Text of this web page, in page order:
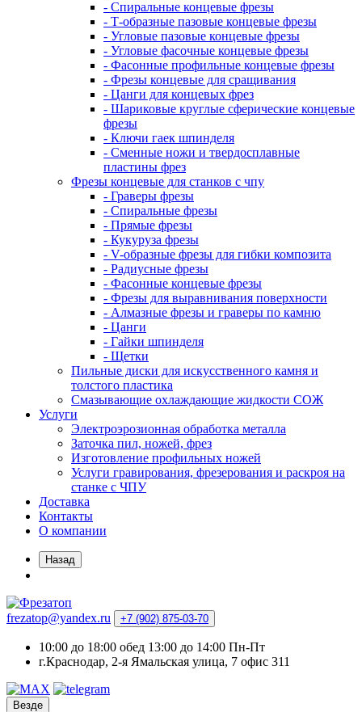
- Спиральные концевые фрезы
- Т-образные пазовые концевые фрезы
- Угловые пазовые концевые фрезы
- Угловые фасочные концевые фрезы
- Фасонные профильные концевые фрезы
- Фрезы концевые для сращивания
- Цанги для концевых фрез
- Шариковые круглые сферические концевые
фрезы
- Ключи гаек шпинделя
- Сменные ножи и твердосплавные
пластины фрез
Фрезы концевые для станков с чпу
- Граверы фрезы
- Спиральные фрезы
- Прямые фрезы
- Кукуруза фрезы
- V-образные фрезы для гибки композита
- Радиусные фрезы
- Фасонные концевые фрезы
- Фрезы для выравнивания поверхности
- Алмазные фрезы и граверы по камню
- Цанги
- Гайки шпинделя
- Щетки
Пильные диски для искусственного камня и
толстого пластика
Смазывающие охлаждающие жидкости СОЖ
Услуги
Электроэрозионная обработка металла
Заточка пил, ножей, фрез
Изготовление профильных ножей
Услуги гравирования, фрезерования и раскроя на
станке с ЧПУ
Доставка
Контакты
О компании
Назад
frezatop@yandex.ru +7 (902) 875-03-70
10:00 до 18:00 обед 13:00 до 14:00 Пн-Пт
г.Краснодар, 2-я Ямальская улица, 7 офис 311
Везде